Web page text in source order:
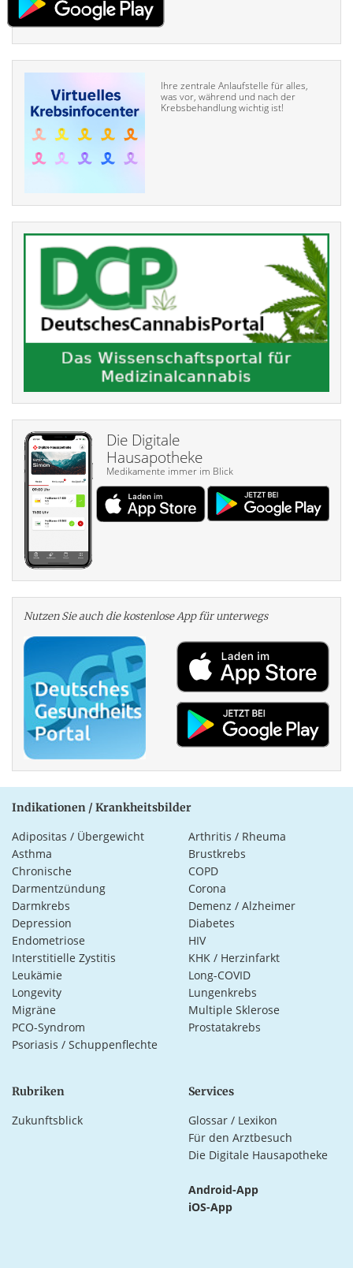
Ihre zentrale Anlaufstelle für alles,
was vor, während und nach der
Krebsbehandlung wichtig ist!
Die Digitale
Hausapotheke
Medikamente immer im Blick
Nutzen Sie auch die kosten­lose App für unterwegs
Indikationen / Krankheitsbilder
Adipositas / Übergewicht
Arthritis / Rheuma
Asthma
Brustkrebs
Chronische
Darmentzündung
COPD
Corona
Darmkrebs
Demenz / Alzheimer
Depression
Diabetes
Endometriose
HIV
Interstitielle Zystitis
KHK / Herzinfarkt
Leukämie
Long-COVID
Longevity
Lungenkrebs
Migräne
Multiple Sklerose
PCO-Syndrom
Prostatakrebs
Psoriasis / Schuppenflechte
Rubriken
Zukunftsblick
Services
Glossar / Lexikon
Für den Arztbesuch
Die Digitale Hausapotheke
Android-App
iOS-App